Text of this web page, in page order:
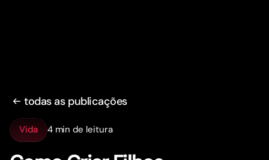
todas as publicações
Vida 4 min de leitura